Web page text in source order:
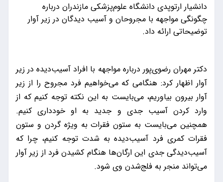
دانشیار ارتوپدی دانشگاه علوم‌پزشکی مازندران درباره
چگونگی مواجهه با مجروحان و آسیب دیدگان در زیر آوار
توضیحاتی ارائه داد.
دکتر مهران رضوی‌پور درباره مواجهه با افراد آسیب‌دیده در زیر
آوار اظهار کرد: هنگامی که می‌خواهیم فرد مجروح را از زیر
آوار بیرون بیاوریم، می‌بایست به این نکته توجه کنیم که از
وارد کردن آسیب‌ جدی و جدید به او خودداری کنیم.
همچنین می‌بایست به ستون فقرات به ویژه گردن و ستون
فقرات کمری فرد آسیب‌دیده به شدت توجه کنیم، چرا که
آسیب‌دیدگی جدی این ارگان‌ها هنگام کشیدن فرد از زیر آوار
می‌تواند منجر به فلج‌شدن وی شود.